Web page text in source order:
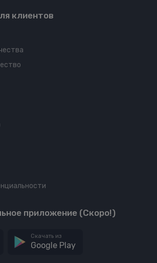
клиентов
приложение (Скоро!)
Скачать из
Google Play